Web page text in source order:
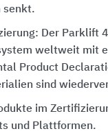
senkt.
Der Parklift
weltweit mit
Product
sind
im
und Plattformen.